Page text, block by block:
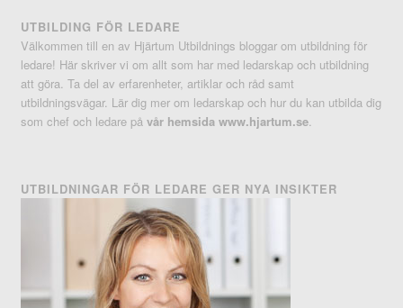
UTBILDING FÖR LEDARE
Välkommen till en av Hjärtum Utbildnings bloggar om utbildning för
ledare! Här skriver vi om allt som har med ledarskap och utbildning
att göra. Ta del av erfarenheter, artiklar och råd samt
utbildningsvägar. Lär dig mer om ledarskap och hur du kan utbilda dig
som chef och ledare påvår hemsida www.hjartum.se.
UTBILDNINGAR FÖR LEDARE GER NYA INSIKTER